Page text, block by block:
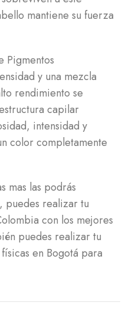
mantiene su fuerza
Pigmentos
y una mezcla
rendimiento se
capilar
intensidad y
color completamente
mas las podrás
puedes realizar tu
con los mejores
puedes realizar tu
en Bogotá para